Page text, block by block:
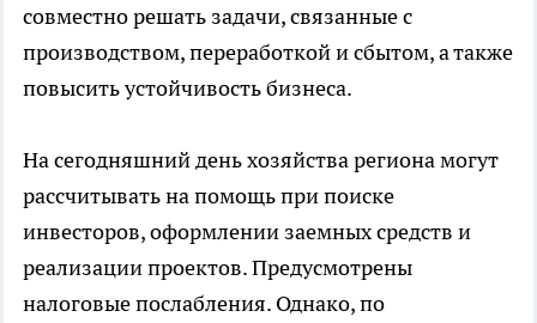
совместно решать задачи, связанные с
производством, переработкой и сбытом, а также
повысить устойчивость бизнеса.
На сегодняшний день хозяйства региона могут
рассчитывать на помощь при поиске
инвесторов, оформлении заемных средств и
реализации проектов. Предусмотрены
налоговые послабления. Однако, по